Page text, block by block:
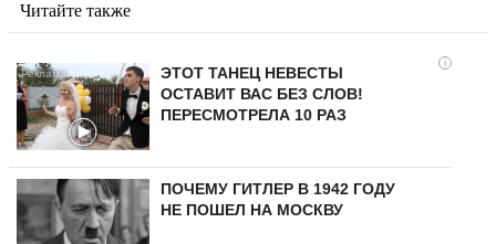
Читайте также
i
ЭТОТ ТАНЕЦ НЕВЕСТЫ
ОСТАВИТ ВАС БЕЗ СЛОВ!
ПЕРЕСМОТРЕЛА 10 РАЗ
ПОЧЕМУ ГИТЛЕР В 1942 ГОДУ
НЕ ПОШЕЛ НА МОСКВУ